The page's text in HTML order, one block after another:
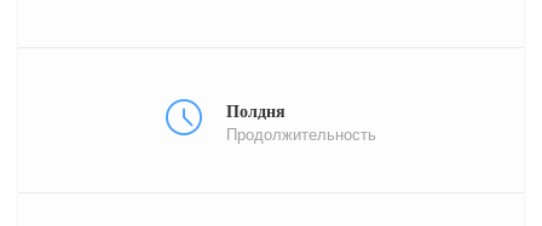
Полдня
Продолжительность